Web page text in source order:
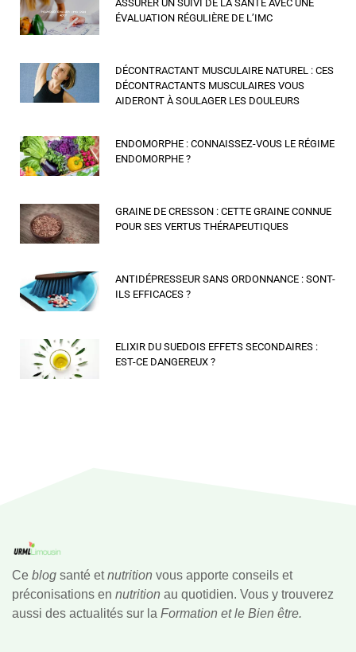
ASSURER UN SUIVI DE LA SANTÉ AVEC UNE
ÉVALUATION RÉGULIÈRE DE L’IMC
DÉCONTRACTANT MUSCULAIRE NATUREL : CES
DÉCONTRACTANTS MUSCULAIRES VOUS
AIDERONT À SOULAGER LES DOULEURS
ENDOMORPHE : CONNAISSEZ-VOUS LE RÉGIME
ENDOMORPHE ?
GRAINE DE CRESSON : CETTE GRAINE CONNUE
POUR SES VERTUS THÉRAPEUTIQUES
ANTIDÉPRESSEUR SANS ORDONNANCE : SONT-
ILS EFFICACES ?
ELIXIR DU SUEDOIS EFFETS SECONDAIRES :
EST-CE DANGEREUX ?
Ce blog santé etnutrition vous apporte conseils et
préconisations en nutrition au quotidien. Vous y trouverez
aussi des actualités sur la Formation et le Bien être.